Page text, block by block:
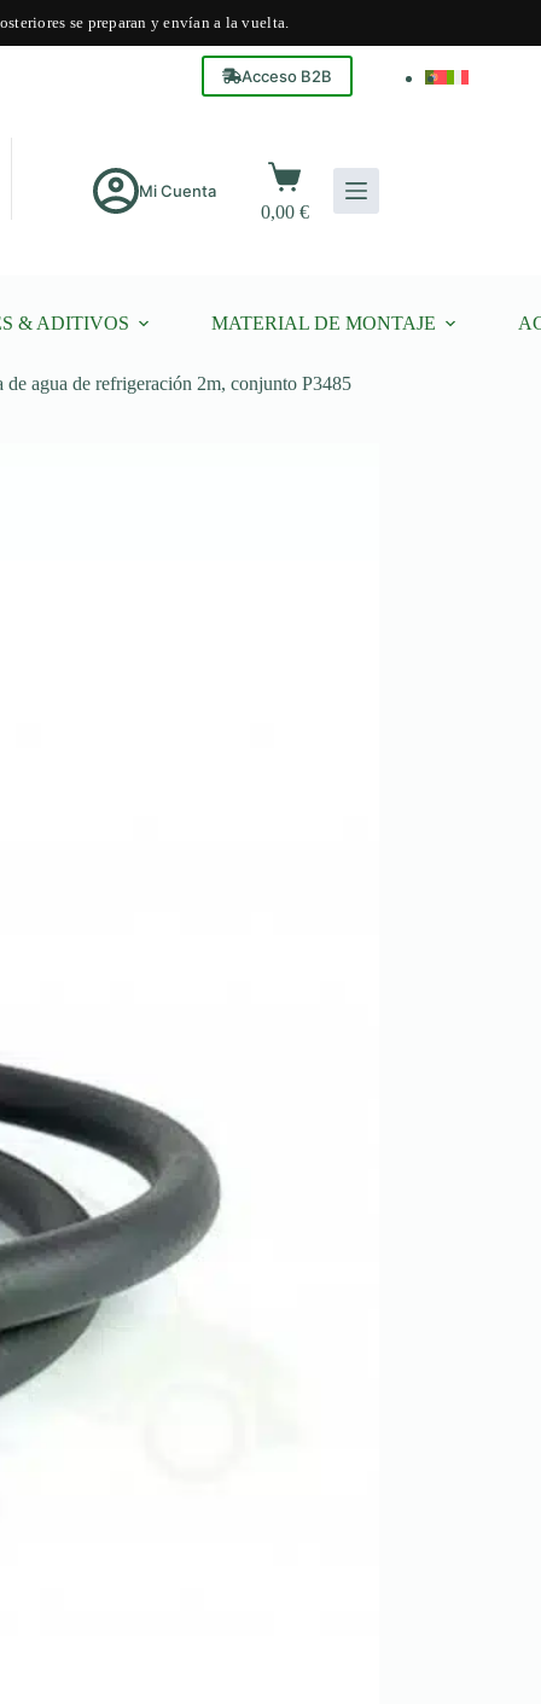
se preparan y envían a la vuelta.
Acceso B2B
Mi Cuenta
Carro
de
compra
0,00 €
& ADITIVOS MATERIAL DE MONTAJE
de agua de refrigeración 2m, conjunto P3485